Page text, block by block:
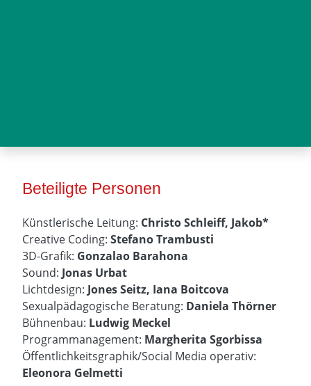
Beteiligte Personen
Künstlerische Leitung: Christo Schleiff, Jakob*
Creative Coding: Stefano Trambusti
3D-Grafik: Gonzalao Barahona
Sound: Jonas Urbat
Lichtdesign: Jones Seitz, Iana Boitcova
Sexualpädagogische Beratung: Daniela Thörner
Bühnenbau: Ludwig Meckel
Programmanagement: Margherita Sgorbissa
Öffentlichkeitsgraphik/Social Media operativ:
Eleonora Gelmetti